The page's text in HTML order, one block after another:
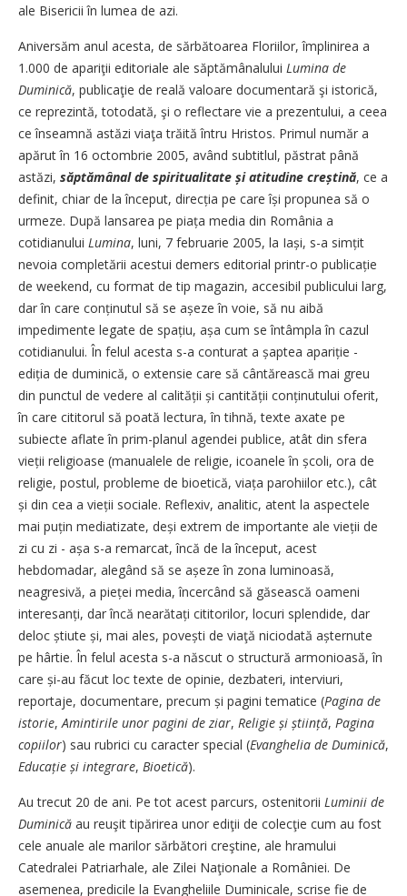
ale ­Bisericii în lumea de azi.
Aniversăm anul acesta, de sărbătoarea Floriilor, împlinirea a
1.000 de apariţii editoriale ale săptămânalului Lumina de
Duminică, publicaţie de reală valoare documentară şi istorică,
ce reprezintă, totodată, şi o reflectare vie a prezentului, a ceea
ce înseamnă astăzi viaţa trăită întru Hristos. Primul număr a
apărut în 16 octombrie 2005, având subtitlul, păstrat până
astăzi, săptămânal de spiritualitate și atitudine creștină, ce a
definit, chiar de la început, direcția pe care își propunea să o
urmeze. După lansarea pe piața media din România a
cotidianului Lumina, luni, 7 februarie 2005, la Iași, s-a simțit
nevoia completării acestui demers editorial printr-o publicație
de weekend, cu format de tip magazin, accesibil publicului larg,
dar în care conținutul să se așeze în voie, să nu aibă
impedimente legate de spațiu, așa cum se întâmpla în cazul
cotidianului. În felul acesta s-a conturat a șaptea apariție -
ediția de duminică, o extensie care să cântărească mai greu
din punctul de vedere al calității și cantității conținutului oferit,
în care cititorul să poată lectura, în tihnă, texte axate pe
subiecte aflate în prim-planul agendei publice, atât din sfera
vieții religioase (manualele de religie, icoanele în școli, ora de
religie, postul, probleme de bioetică, viața parohiilor etc.), cât
și din cea a vieții sociale. Reflexiv, analitic, atent la aspectele
mai puțin mediatizate, deși extrem de importante ale vieții de
zi cu zi - așa s-a remarcat, încă de la început, acest
hebdomadar, alegând să se așeze în zona luminoasă,
neagresivă, a pieței ­media, încercând să găsească ­oameni
interesanți, dar încă ­ne­arătați cititorilor, locuri splendide, dar
deloc știute și, mai ales, povești de viaţă niciodată așter­nute
pe hârtie. În felul acesta ­s-a născut o structură armonioasă, în
care și-au făcut loc texte de opinie, dezbateri, interviuri,
reportaje, documentare, precum și pagini tematice (Pagina de
istorie,Amintirile unor pagini de ziar, Religie și știință, Pagina
copiilor) sau rubrici cu caracter special (Evanghelia de Duminică,
Educație și integrare, Bioetică).
Au trecut 20 de ani. Pe tot acest parcurs, ostenitorii Luminii de
Duminică au reuşit tipărirea unor ediţii de colecţie cum au fost
cele anuale ale marilor sărbători creştine, ale hramului
Catedralei Patriarhale, ale Zilei Naţionale a României. De
asemenea, predicile la Evangheliile Duminicale, scrise fie de